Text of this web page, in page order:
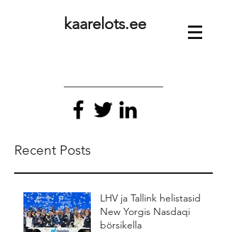
kaarelots.ee
Recent Posts
LHV ja Tallink helistasid
New Yorgis Nasdaqi
börsikella